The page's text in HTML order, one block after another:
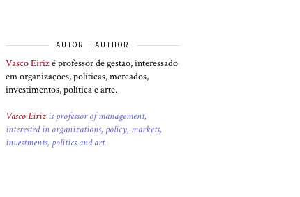
AUTOR I AUTHOR
Vasco Eirizé professor de gestão, interessado
em organizações, políticas, mercados,
investimentos, política e arte.
Vasco Eiriz is professor of management,
interested in organizations, policy, markets,
investments, politics and art.